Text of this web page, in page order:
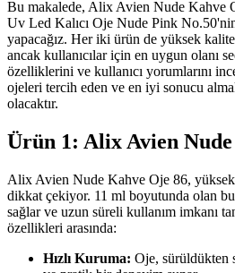
Bu makalede, Alix Avien Nude Kahve
Uv Led Kalıcı Oje Nude Pink No.50'nin
yapacağız. Her iki ürün de yüksek
ancak kullanıcılar için en uygun olanı
özelliklerini ve kullanıcı yorumlarını
ojeleri tercih eden ve en iyi sonucu
olacaktır.
Ürün 1: Alix Avien
Alix Avien Nude Kahve Oje 86,
dikkat çekiyor. 11 ml boyutunda olan bu
sağlar ve uzun süreli kullanım imkanı
özellikleri arasında:
Hızlı Kuruma: Oje, sürüldükten